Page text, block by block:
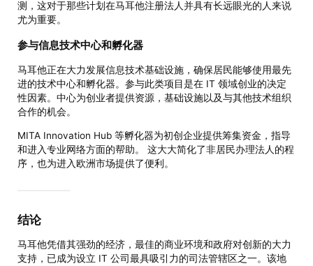
测，这对于那些计划在马耳他注册法人并具有长远眼光的人来说
尤为重要。
参与信息技术中心和孵化器
马耳他正在大力发展信息技术基础设施，确保居民能够使用最先
进的技术中心和孵化器。参与此类项目是在 IT 领域创业的决定
性因素。中心为创业者提供资源，基础设施以及与其他技术组织
合作的机会。
MITA Innovation Hub 等孵化器为初创企业提供筹集资金，指导
和进入专业网络方面的帮助。 这大大简化了非居民办理法人的程
序，也为进入欧洲市场提供了便利。
结论
马耳他凭借其强劲的经济，最佳的商业环境和政府对创新的大力
支持，已成为设立 IT 公司最具吸引力的司法管辖区之一。该地